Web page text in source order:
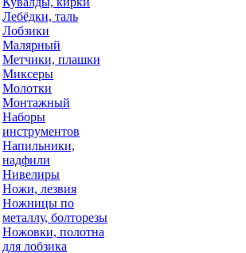
Лебёдки, таль
Лобзики
Малярный
Метчики, плашки
Миксеры
Молотки
Монтажный
Наборы
инструментов
Напильники,
надфили
Нивелиры
Ножи, лезвия
Ножницы по
металлу, болторезы
Ножовки, полотна
для лобзика